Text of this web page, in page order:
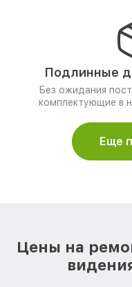
Подлинные
Без ожидания
комплектующие в
Еще
Цены на